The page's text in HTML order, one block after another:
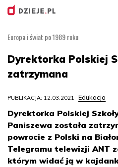
Europa i świat po 1989 roku
Dyrektorka Polskiej
zatrzymana
PUBLIKACJA: 12.03.2021 Edukacja
Dyrektorka Polskiej
Paniszewa została
powrocie z Polski na
Telegramu telewizji ANT
którym widać ją w